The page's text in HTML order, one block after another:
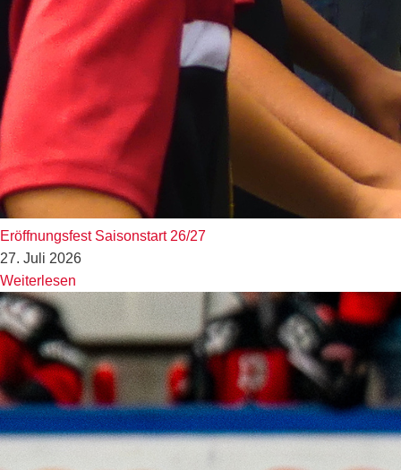
Eröffnungsfest Saisonstart 26/27
27. Juli 2026
Weiterlesen